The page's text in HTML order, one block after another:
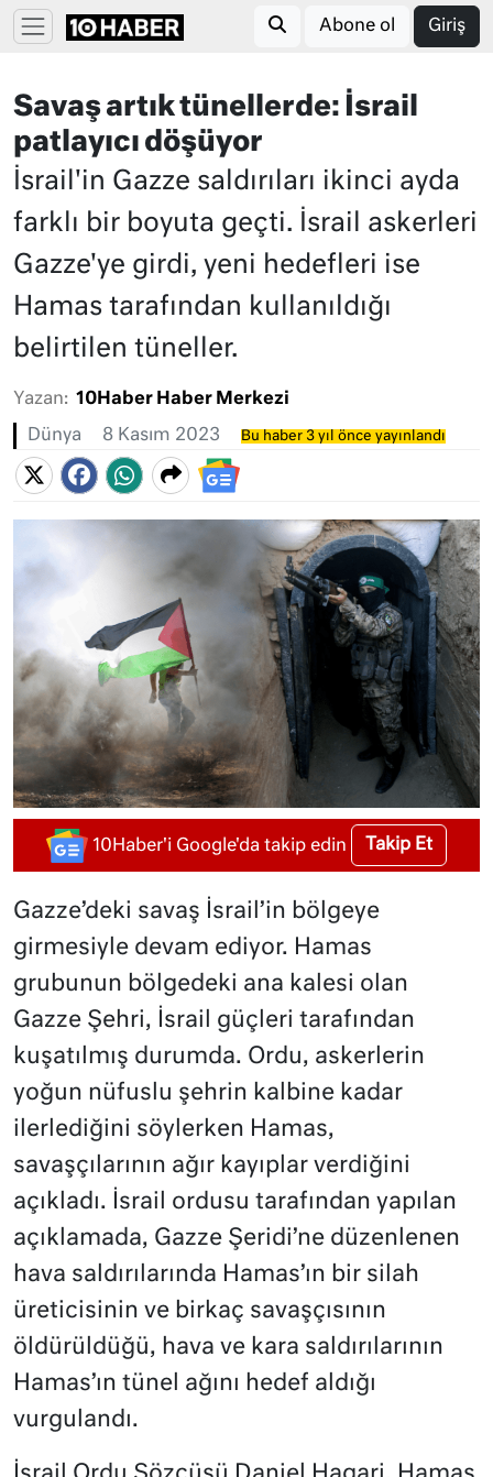
Abone ol Giriş
Savaş artık tünellerde: İsrail
patlayıcı döşüyor
İsrail'in Gazze saldırıları ikinci ayda
farklı bir boyuta geçti. İsrail askerleri
Gazze'ye girdi, yeni hedefleri ise
Hamas tarafından kullanıldığı
belirtilen tüneller.
Yazan: 10Haber Haber Merkezi
Dünya 8 Kasım 2023 Bu haber 3 yıl önce yayınlandı
10Haber'i Google'da takip edin Takip Et
Gazze’deki savaş İsrail’in bölgeye
girmesiyle devam ediyor. Hamas
grubunun bölgedeki ana kalesi olan
Gazze Şehri, İsrail güçleri tarafından
kuşatılmış durumda. Ordu, askerlerin
yoğun nüfuslu şehrin kalbine kadar
ilerlediğini söylerken Hamas,
savaşçılarının ağır kayıplar verdiğini
açıkladı. İsrail ordusu tarafından yapılan
açıklamada, Gazze Şeridi’ne düzenlenen
hava saldırılarında Hamas’ın bir silah
üreticisinin ve birkaç savaşçısının
öldürüldüğü, hava ve kara saldırılarının
Hamas’ın tünel ağını hedef aldığı
vurgulandı.